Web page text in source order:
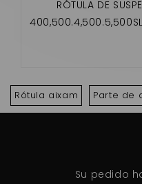
RÓTULA DE
Rótula aixam Parte de
Su pedido